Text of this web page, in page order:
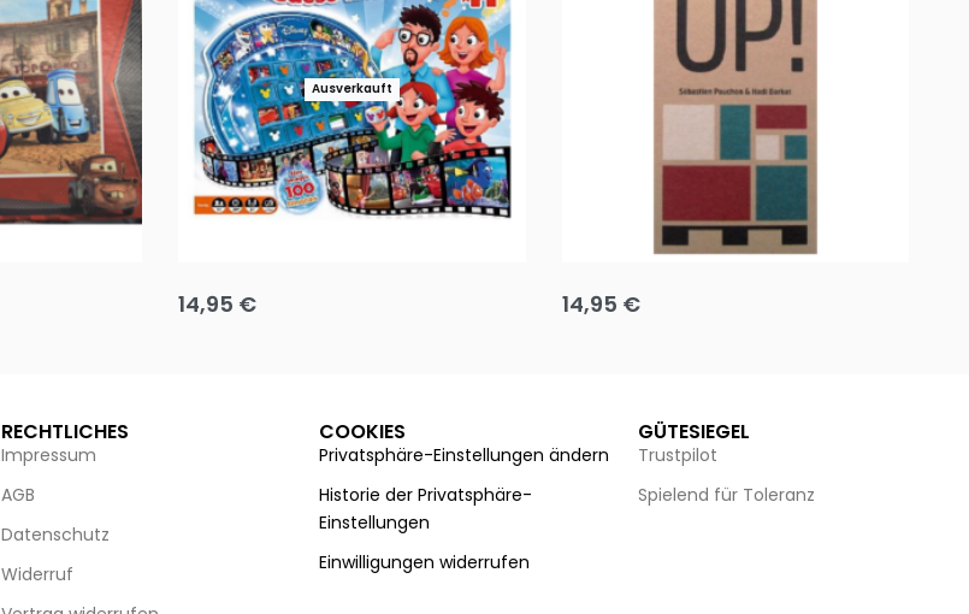
Ausverkauft
14,95 €
Team up
14,95 €
RECHTLICHES
Impressum
AGB
Datenschutz
Widerruf
COOKIES
Privatsphäre-Einstellungen ändern
Historie der Privatsphäre-
Einstellungen
Einwilligungen widerrufen
GÜTESIEGEL
Trustpilot
Spielend für Toleranz